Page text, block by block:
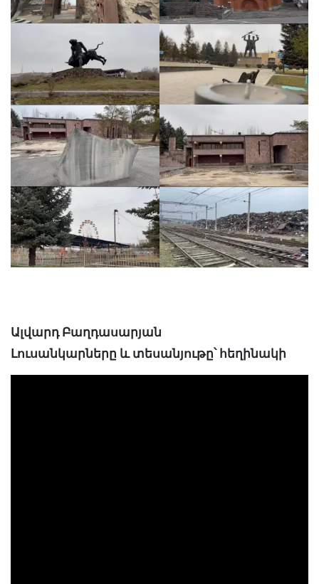
Ալվարդ Բաղդասարյան
Լուսանկարները և տեսանյութը՝ հեղինակի